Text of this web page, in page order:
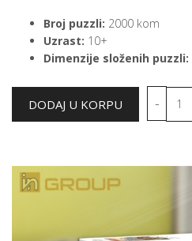
Broj puzzli: 2000 kom
Uzrast: 10+
Dimenzije složenih puzzli: